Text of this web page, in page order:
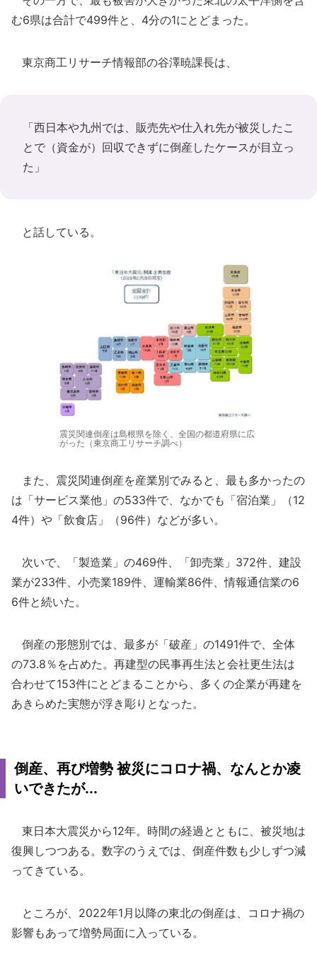
む6県は合計で499件と、4分の1にとどまった。
東京商工リサーチ情報部の谷澤暁課長は、
「西日本や九州では、販売先や仕入れ先が被災したこ
とで（資金が）回収できずに倒産したケースが目立っ
た」
と話している。
震災関連倒産は島根県を除く、全国の都道府県に広
がった（東京商工リサーチ調べ）
また、震災関連倒産を産業別でみると、最も多かったの
は「サービス業他」の533件で、なかでも「宿泊業」（12
4件）や「飲食店」（96件）などが多い。
次いで、「製造業」の469件、「卸売業」372件、建設
業が233件、小売業189件、運輸業86件、情報通信業の6
6件と続いた。
倒産の形態別では、最多が「破産」の1491件で、全体
の73.8％を占めた。再建型の民事再生法と会社更生法は
合わせて153件にとどまることから、多くの企業が再建を
あきらめた実態が浮き彫りとなった。
倒産、再び増勢 被災にコロナ禍、なんとか凌
いできたが...
東日本大震災から12年。時間の経過とともに、被災地は
復興しつつある。数字のうえでは、倒産件数も少しずつ減
ってきている。
ところが、2022年1月以降の東北の倒産は、コロナ禍の
影響もあって増勢局面に入っている。